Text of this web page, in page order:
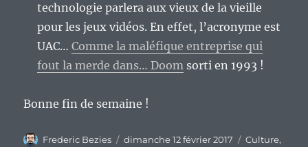
technologie parlera aux vieux de la vieille
pour les jeux vidéos. En effet, l’acronyme est
UAC…Comme la maléfique entreprise qui
fout la merde dans… Doom sorti en 1993 !
Bonne fin de semaine !
Auteur
Frederic Bezies
Publié
dimanche 12 février 2017 Catégories
Culture,